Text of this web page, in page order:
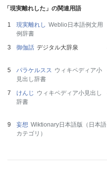
「現実離れした」の関連用語
現実離れし Weblio日本語例文用
例辞書
御伽話 デジタル大辞泉
パラケルスス ウィキペディア小
見出し辞書
けんじ ウィキペディア小見出し
辞書
妄想 Wiktionary日本語版（日本語
カテゴリ）